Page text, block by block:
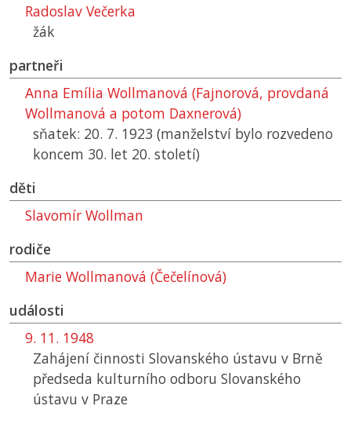
Radoslav Večerka
žák
partneři
Anna Emília Wollmanová (Fajnorová, provdaná
Wollmanová a potom Daxnerová)
sňatek: 20. 7. 1923 (manželství bylo rozvedeno
koncem 30. let 20. století)
děti
Slavomír Wollman
rodiče
Marie Wollmanová (Čečelínová)
události
9. 11. 1948
Zahájení činnosti Slovanského ústavu v Brně
předseda kulturního odboru Slovanského
ústavu v Praze